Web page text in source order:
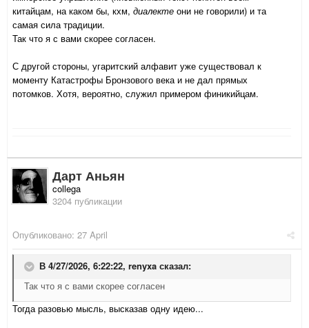
китайцам, на каком бы, кхм, диалекте они не говорили) и та
самая сила традиции.
Так что я с вами скорее согласен.
С другой стороны, угаритский алфавит уже существовал к
моменту Катастрофы Бронзового века и не дал прямых
потомков. Хотя, вероятно, служил примером финикийцам.
Дарт Аньян
collega
3204 публикации
Опубликовано: 27 April
В 4/27/2026, 6:22:22, renyxa сказал:
Так что я с вами скорее согласен
Тогда разовью мысль, высказав одну идею...